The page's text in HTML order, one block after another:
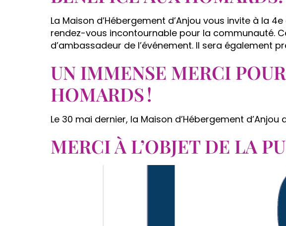
La Maison d’Hébergement d’Anjou vous invite à la
rendez-vous incontournable pour la communauté.
d’ambassadeur de l’événement. Il sera également
UN IMMENSE MERCI
HOMARDS !
Le 30 mai dernier, la Maison d’Hébergement
MERCI À L’OBJET DE LA